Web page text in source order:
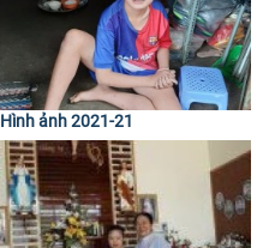
Hình ảnh 2021-21